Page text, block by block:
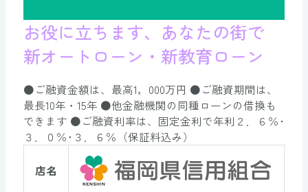
お役に立ちます、あなたの街で
新オートローン ・新教育ローン
●ご融資金額は、最高1，000万円 ●ご融資期間は、
最長10年・15年 ●他金融機関の同種ローンの借換も
できます ●ご融資利率は、固定金利で年利２．６％･
３．０％･３．６％（保証料込み）
店名